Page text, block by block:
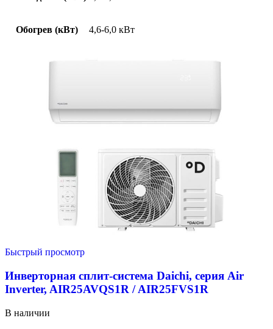
Обогрев (кВт) 4,6-6,0 кВт
Быстрый просмотр
Инверторная сплит-система Daichi, серия Air
Inverter, AIR25AVQS1R / AIR25FVS1R
В наличии